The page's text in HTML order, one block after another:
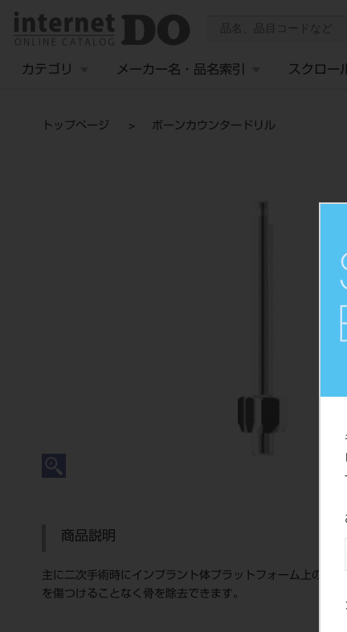
カテゴリ メーカー名・品名索引 スクロー
トップページ ボーンカウンタードリル
商品説明
主に二次手術時にインプラント体プラットフォーム上の余
を傷つけることなく骨を除去できます。